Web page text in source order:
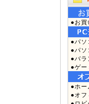
●お買
●パソ
●パソ
●バラ
●ゲー
●ホー
●オフ